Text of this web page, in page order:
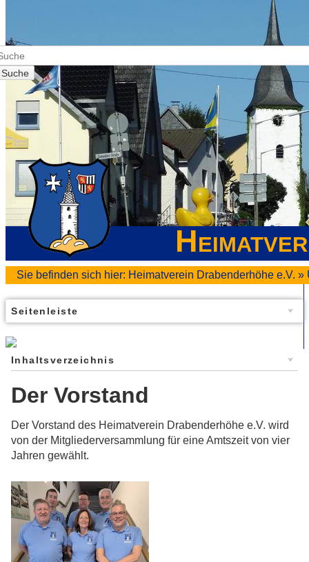
Suche
Sie befinden sich hier: Heimatverein Drabenderhöhe e.V. »
Seitenleiste
Inhaltsverzeichnis
Der Vorstand
Der Vorstand des Heimatverein Drabenderhöhe e.V. wird
von der Mitgliederversammlung für eine Amtszeit von vier
Jahren gewählt.